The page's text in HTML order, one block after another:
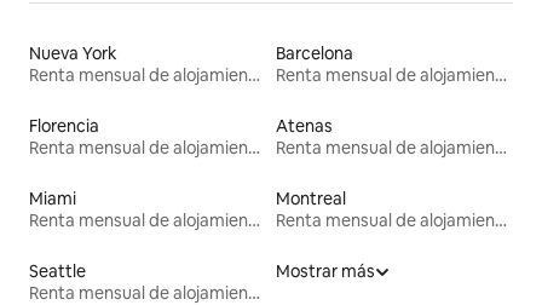
Nueva York
Renta mensual de alojamientos
Barcelona
Renta mensual de alojamientos
Florencia
Renta mensual de alojamientos
Atenas
Renta mensual de alojamientos
Miami
Renta mensual de alojamientos
Montreal
Renta mensual de alojamientos
Seattle
Renta mensual de alojamientos
Mostrar más